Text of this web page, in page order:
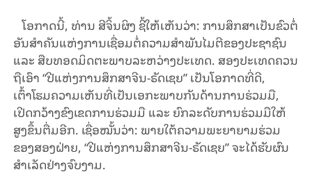
ໂອກາດນີ້, ທ່ານ ສີຈິ້ນຜິງ ຊີ້ໃຫ້ເຫັນວ່າ: ການສຶກສາເປັນຂົວຕໍ່
ອັນສໍາຄັນແຫ່ງການເຊື່ອມຕໍ່ຄວາມສໍາພັນໄມຕີຂອງປະຊາຊົນ
ແລະ ສືບທອດມິດຕະພາບລະຫວ່າງປະເທດ. ສອງປະເທດຄວນ
ຖືເອົາ “ປີແຫ່ງການ​ສຶກ​ສາ​ຈີນ-ຣັດ​ເຊຍ” ເປັນໂອກາດທີ່ດີ,
ເຕົ້າໂຮມຄວາມເຫັນທີ່ເປັນເອກະພາບກັນດ້ານການຮ່ວມມື,
ເປີດກວ້າງຂົງເຂດການຮ່ວມມື ແລະ ຍົກລະດັບການຮ່ວມມືໃຫ້
ສູງຂຶ້ນຕື່ມອີກ. ເຊື່ອໝັ້ນວ່າ: ພາຍໃຕ້ຄວາມພະຍາຍາມຮ່ວມ
ຂອງສອງຝ່າຍ, “ປີແຫ່ງການ​ສຶກ​ສາ​ຈີນ-ຣັດ​ເຊຍ” ຈະໄດ້ຮັບຜົນ
ສໍາເລັດຢ່າງຈົບງາມ.